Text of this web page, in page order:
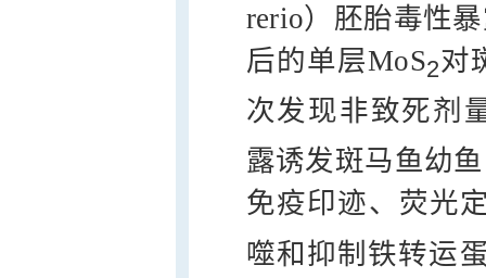
rerio）胚胎毒性
后的单层MoS2对
次发现非致死剂
露诱发斑马鱼幼
免疫印迹、荧光
噬和抑制铁转运